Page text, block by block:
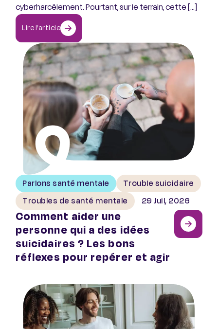
cyberharcèlement. Pourtant, sur le terrain, cette […]
Lire l’article
Parlons santé mentale
Trouble suicidaire
Troubles de santé mentale
29 Juil, 2026
Comment aider une
personne qui a des idées
suicidaires ? Les bons
réflexes pour repérer et agir
Comment aider une personne qui a des idées
Rapport de l’OCDE : les PSSM, leviers d’avenir pour